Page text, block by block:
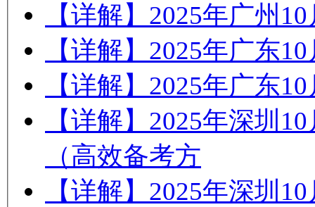
【详解】2025年广州
【详解】2025年广东
【详解】2025年广东
【详解】2025年深圳
（高效备考方
【详解】2025年深圳